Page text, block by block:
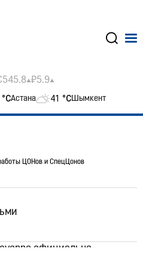
₽5.9
°CАстана 41 °CШымкент
ЦОНов и СпецЦонов
официально
стартуют от 60 млн